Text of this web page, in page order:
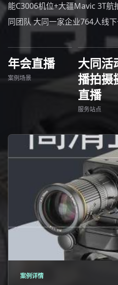
能C3006机位+大疆Mavic 3T
同团队 大同一家企业764人线
年会直播
案例场景
大同活
播拍摄
直播
服务站点
案例详情